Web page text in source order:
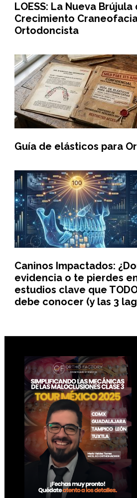
LOESS: La Nueva Brújula
Crecimiento
Ortodoncista
Guía de elásticos para
Caninos Impactados:
evidencia o te pierdes
estudios clave que
debe conocer (y las 3
Footer